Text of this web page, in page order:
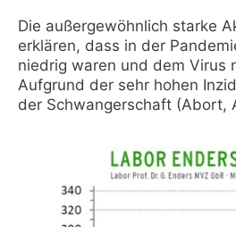
Die außergewöhnlich starke
erklären, dass in der
niedrig waren und dem Virus
Aufgrund der sehr hohen
der Schwangerschaft (Abort,